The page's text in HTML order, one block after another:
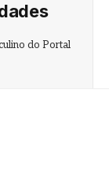
do Portal